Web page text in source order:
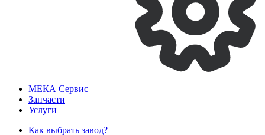
МЕКА Сервис
Запчасти
Услуги
Как выбрать завод?